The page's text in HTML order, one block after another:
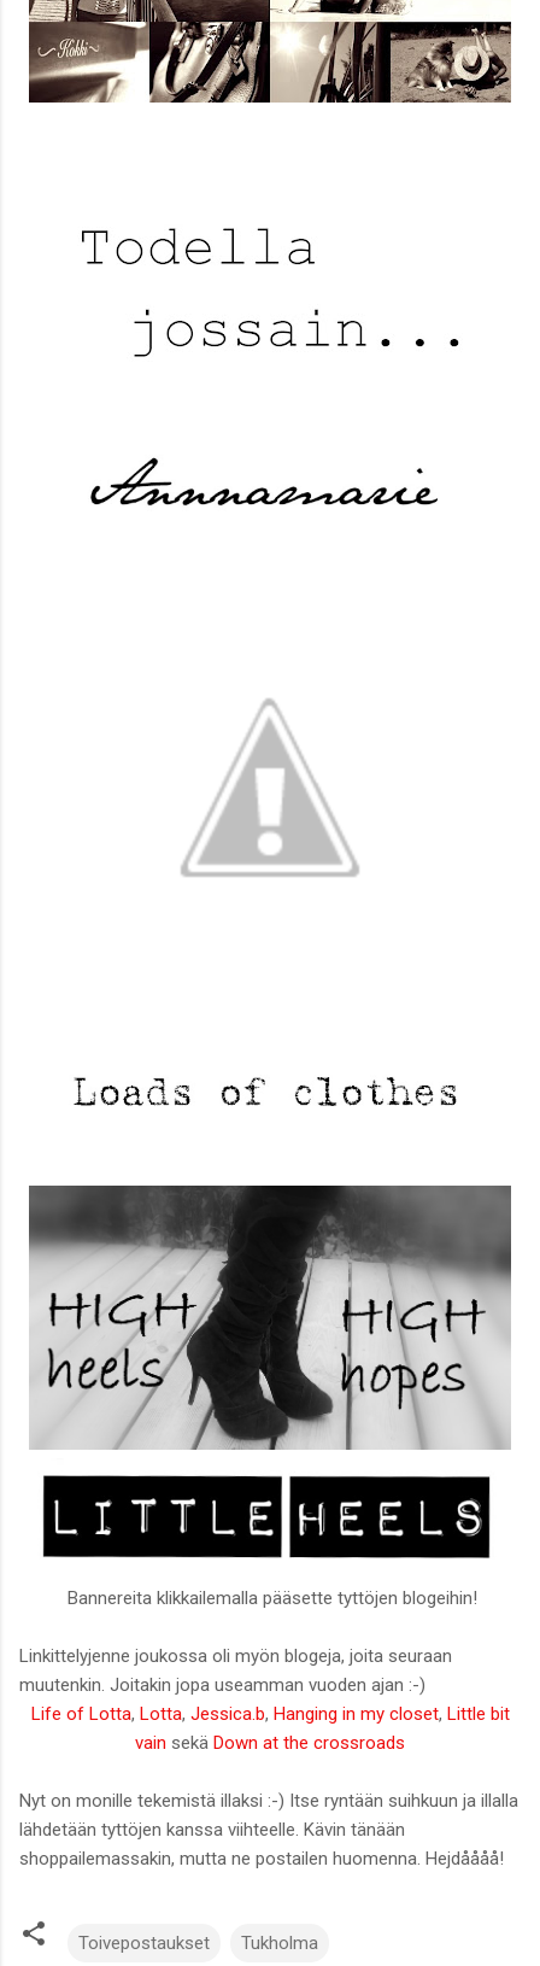
Bannereita klikkailemalla pääsette tyttöjen blogeihin!
Linkittelyjenne joukossa oli myön blogeja, joita seuraan
muutenkin. Joitakin jopa useamman vuoden ajan :-)
Life of Lotta, Lotta, Jessica.b, Hanging in my closet, Little bit
vain sekä Down at the crossroads
Nyt on monille tekemistä illaksi :-) Itse ryntään suihkuun ja illalla
lähdetään tyttöjen kanssa viihteelle. Kävin tänään
shoppailemassakin, mutta ne postailen huomenna. Hejdåååå!
Toivepostaukset Tukholma